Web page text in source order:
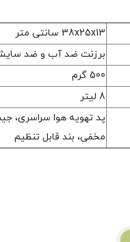
38x25x13 سانتی متر
برزنت ضد آب و ضد
500 گرم
8 لیتر
پد تهویه هوا سراسری،
مخفی، بند قابل تنظیم